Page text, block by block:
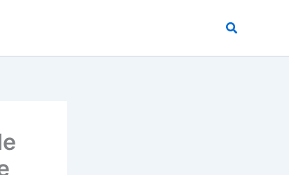
Buscar